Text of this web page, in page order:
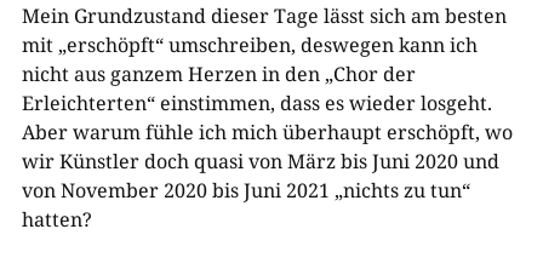
Mein Grundzustand dieser Tage lässt sich am besten
mit „erschöpft“ umschreiben, deswegen kann ich
nicht aus ganzem Herzen in den „Chor der
Erleichterten“ einstimmen, dass es wieder losgeht.
Aber warum fühle ich mich überhaupt erschöpft, wo
wir Künstler doch quasi von März bis Juni 2020 und
von November 2020 bis Juni 2021 „nichts zu tun“
hatten?